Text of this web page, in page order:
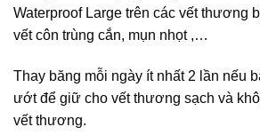
Waterproof Large trên các vết thương
vết côn trùng cắn, mụn nhọt ,…
Thay băng mỗi ngày ít nhất 2 lần nếu
ướt để giữ cho vết thương sạch và
vết thương.